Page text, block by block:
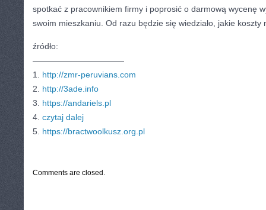
spotkać z pracownikiem firmy i poprosić o darmową wycenę
swoim mieszkaniu. Od razu będzie się wiedziało, jakie koszty
źródło:
———————————
1. http://zmr-peruvians.com
2. http://3ade.info
3. https://andariels.pl
4. czytaj dalej
5. https://bractwoolkusz.org.pl
Comments are closed.